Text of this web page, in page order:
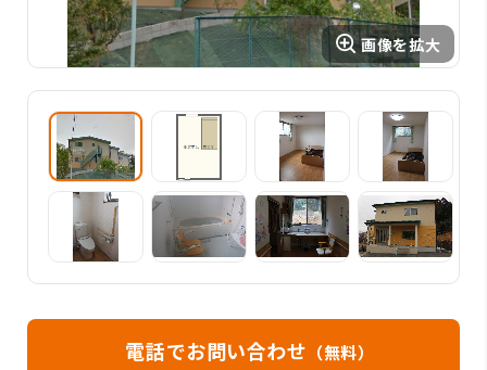
電話でお問い合わせ （無料）